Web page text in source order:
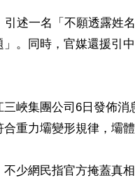
述一名「不願透露姓
。同時，官媒還援引
峽集團公司6日發佈
重力壩變形規律，壩
少網民指官方掩蓋真相